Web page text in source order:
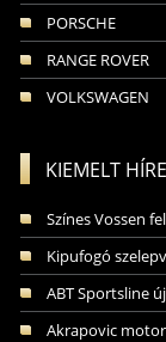
PORSCHE
RANGE ROVER
VOLKSWAGEN
KIEMELT
Színes Vossen
Kipufogó
ABT Sportsline
Akrapovic